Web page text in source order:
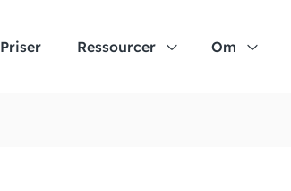
Priser Ressourcer Om